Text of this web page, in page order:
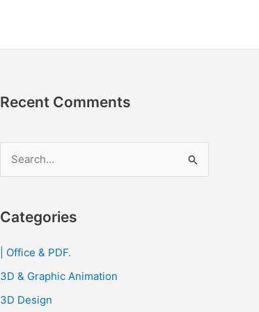
Recent Comments
r
h
f
o
Categories
| Office & PDF.
3D & Graphic Animation
3D Design